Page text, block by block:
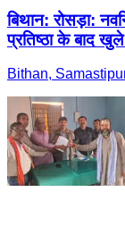
बिथान: रोसड़ा:
प्रतिष्ठा के बाद
Bithan,